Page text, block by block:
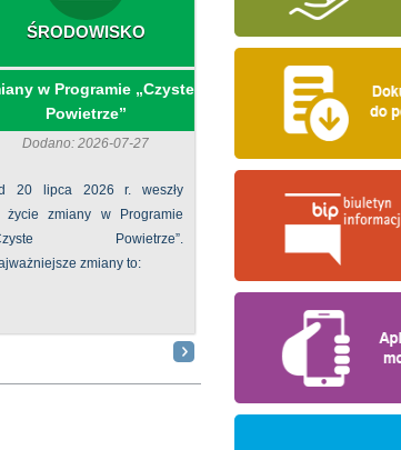
ŚRODOWISKO
w Programie „Czyste
Powietrze”
Dodano: 2026-07-27
20 lipca 2026 r. weszły
życie zmiany w Programie
Powietrze”.
zmiany to: